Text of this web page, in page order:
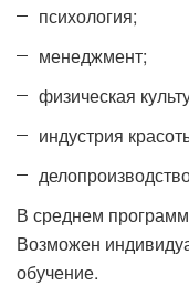
психология;
менеджмент;
физическая
индустрия
В среднем
Возможен
обучение.